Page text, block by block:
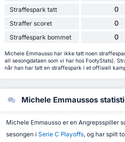
Straffespark tatt 0
Straffer scoret 0
Straffespark bommet 0
Michele Emmausso har ikke tatt noen
all sesongdataen som vi har hos FootyStats).
når han har tatt en straffespark i et offisiell
Michele Emmaussos
Michele Emmausso er en Angrepsspiller
sesongen i Serie C Playoffs, og har spilt